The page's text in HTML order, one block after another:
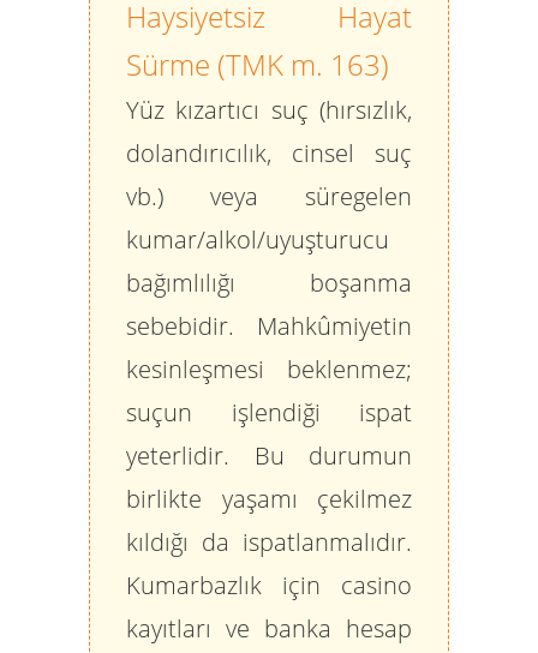
Haysiyetsiz Hayat
Sürme (TMK m. 163)
Yüz kızartıcı suç (hırsızlık,
dolandırıcılık, cinsel suç
vb.) veya süregelen
kumar/alkol/uyuşturucu
bağımlılığı boşanma
sebebidir. Mahkûmiyetin
kesinleşmesi beklenmez;
suçun işlendiği ispat
yeterlidir. Bu durumun
birlikte yaşamı çekilmez
kıldığı da ispatlanmalıdır.
Kumarbazlık için casino
kayıtları ve banka hesap